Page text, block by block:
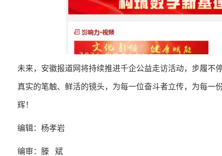
未来，安徽报道网将持续推进千企公益走访活动，步履不
真实的笔触、鲜活的镜头，为每一位奋斗者立传，为每一
辉！
编辑：杨孝岩
编审：滕 斌